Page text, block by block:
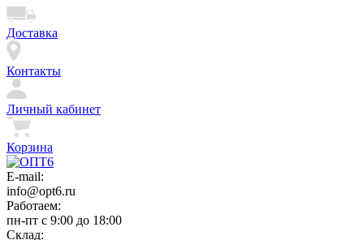
Доставка
Контакты
Личный кабинет
Корзина
E-mail:
info@opt6.ru
Работаем:
пн-пт с 9:00 до 18:00
Склад: